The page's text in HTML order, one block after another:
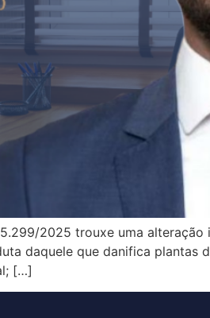
2025 trouxe uma
daquele que danifica plantas
[…]